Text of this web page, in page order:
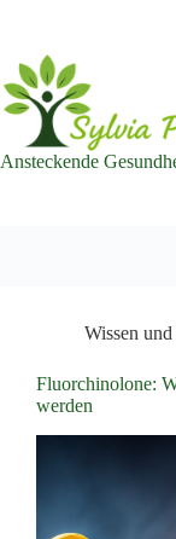
springen
Ansteckende
Wissen
Fluorchinolone:
werden